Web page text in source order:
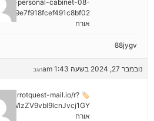
personal-cabinet-08-
🗒
אורח
88jygv
נובמבר 27, 2024 בשעה 1:43 am הגב
mail.io/r?
אורח